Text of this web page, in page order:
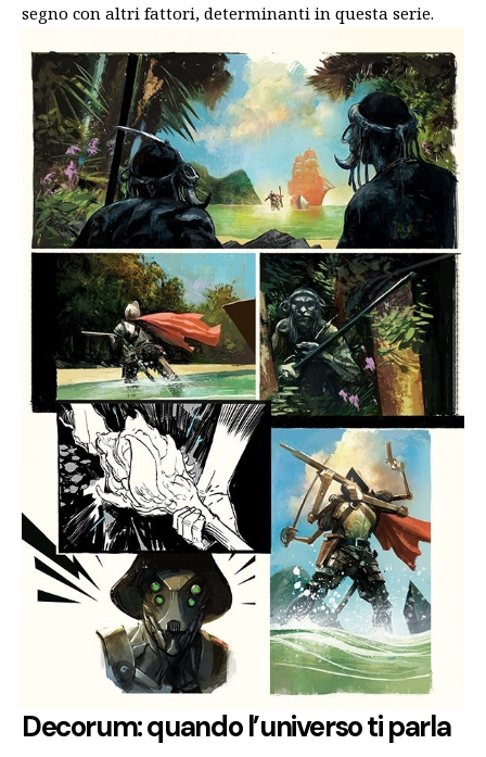
segno con altri fattori, determinanti in questa serie.
Decorum: quando l’universo ti parla